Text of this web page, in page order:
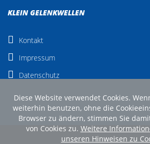
Diese Website verwendet Cookies.
weiterhin benutzen, ohne die
Browser zu ändern, stimmen Sie
von Cookies zu. Weitere
unseren Hinweisen zu
KLEIN GELENKWELLEN
Kontakt
Impressum
Datenschutz